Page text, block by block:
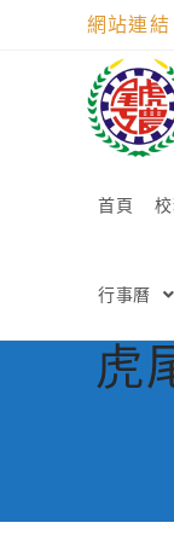
網站連結
首頁
行事曆
虎